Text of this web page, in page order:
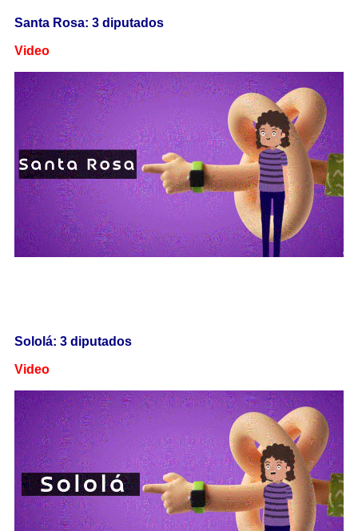
Santa Rosa: 3 diputados
Video
Sololá: 3 diputados
Video